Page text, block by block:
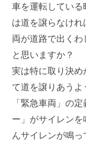
車を運転している
は道を譲らなけ
両が道路で出く
と思いますか？
実は特に取り決め
て道を譲りあうよ
「緊急車両」の
ー」がサイレン
んサイレンが鳴